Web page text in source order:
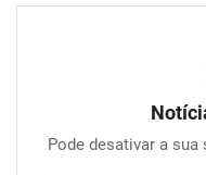
Pode desativar a